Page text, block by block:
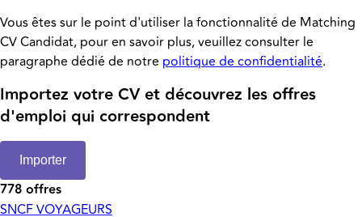
Vous êtes sur le point d'utiliser la fonctionnalité de Matching
CV Candidat, pour en savoir plus, veuillez consulter le
paragraphe dédié de notre politique de confidentialité.
Importez votre CV et découvrez les offres
d'emploi qui correspondent
Importer
778 offres
SNCF VOYAGEURS